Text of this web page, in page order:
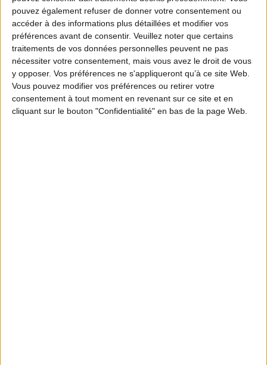
pouvez également refuser de donner votre consentement ou
accéder à des informations plus détaillées et modifier vos
préférences avant de consentir. Veuillez noter que certains
traitements de vos données personnelles peuvent ne pas
nécessiter votre consentement, mais vous avez le droit de vous
y opposer. Vos préférences ne s'appliqueront qu’à ce site Web.
Vous pouvez modifier vos préférences ou retirer votre
consentement à tout moment en revenant sur ce site et en
cliquant sur le bouton "Confidentialité" en bas de la page Web.